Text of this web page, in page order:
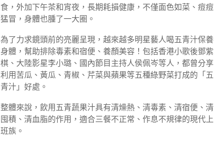
食，外加下午茶和宵夜，長期耗損健康，不僅面色如菜、痘痘
猛冒，身體也腫了一大圈。
為了力求鏡頭前的亮麗呈現，越來越多明星藝人喝五青汁保養
身體，幫助排除毒素和宿便、養顏美容！包括香港小歌後鄧紫
棋、大陸影星李小璐、國內節目主持人侯佩岑等人，都曾分享
利用苦瓜、黃瓜、青椒、芹菜與蘋果等五種綠野菜打成的「五
青汁」好處。
整體來說，飲用五青蔬果汁具有清燥熱、清毒素、清宿便、清
囤積、清血脂的作用，適合三餐不正常、作息不規律的現代上
班族。